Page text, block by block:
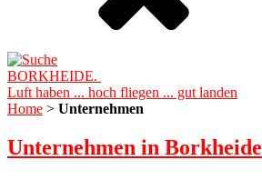
BORKHEIDE.
Luft haben ... hoch fliegen ... gut landen
Home > Unternehmen
Unternehmen in Borkheide